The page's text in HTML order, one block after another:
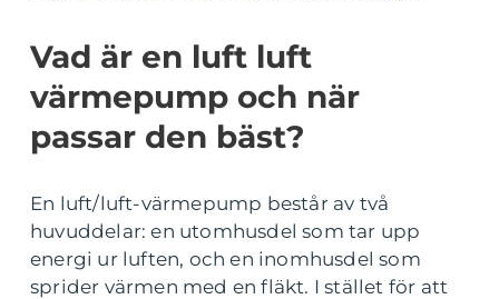
Vad är en luft luft
värmepump och när
passar den bäst?
En luft/luft-värmepump består av två
huvuddelar: en utomhusdel som tar upp
energi ur luften, och en inomhusdel som
sprider värmen med en fläkt. I stället för att